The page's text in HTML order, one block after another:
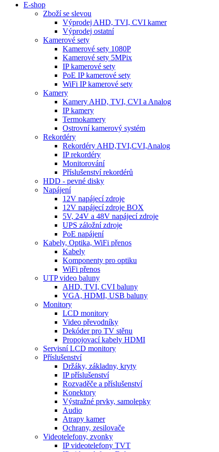
E-shop
Zboží se slevou
Výprodej AHD, TVI, CVI kamer
Výprodej ostatní
Kamerové sety
Kamerové sety 1080P
Kamerové sety 5MPix
IP kamerové sety
PoE IP kamerové sety
WiFi IP kamerové sety
Kamery
Kamery AHD, TVI, CVI a Analog
IP kamery
Termokamery
Ostrovní kamerový systém
Rekordéry
Rekordéry AHD,TVI,CVI,Analog
IP rekordéry
Monitorování
Příslušenství rekordérů
HDD - pevné disky
Napájení
12V napájecí zdroje
12V napájecí zdroje BOX
5V, 24V a 48V napájecí zdroje
UPS záložní zdroje
PoE napájení
Kabely, Optika, WiFi přenos
Kabely
Komponenty pro optiku
WiFi přenos
UTP video baluny
AHD, TVI, CVI baluny
VGA, HDMI, USB baluny
Monitory
LCD monitory
Video převodníky
Dekóder pro TV stěnu
Propojovací kabely HDMI
Servisní LCD monitory
Příslušenství
Držáky, základny, kryty
IP příslušenství
Rozvaděče a příslušenství
Konektory
Výstražné prvky, samolepky
Audio
Atrapy kamer
Ochrany, zesilovače
Videotelefony, zvonky
IP videotelefony TVT